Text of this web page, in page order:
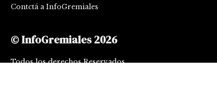
Contctá a InfoGremiales
© InfoGremiales 2026
Todos los derechos Reservados